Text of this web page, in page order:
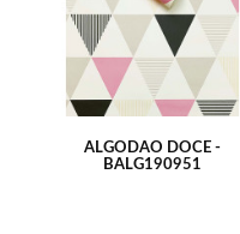
ALGODÃO DOCE -
BALG190951